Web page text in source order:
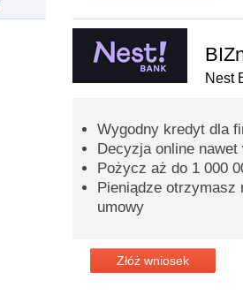
Nest
Wygodny kredyt dla
Decyzja online nawet
Pożycz aż do 1 000
Pieniądze otrzymasz
umowy
Złóż wniosek